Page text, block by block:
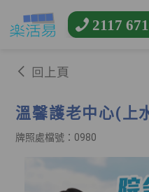
2117
回上頁
溫馨護老中心(上
牌照處檔號：0980